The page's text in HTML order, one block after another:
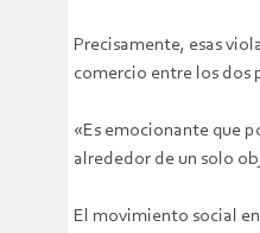
Precisamente, esas
comercio entre los dos
«Es emocionante que
alrededor de un solo
El movimiento social